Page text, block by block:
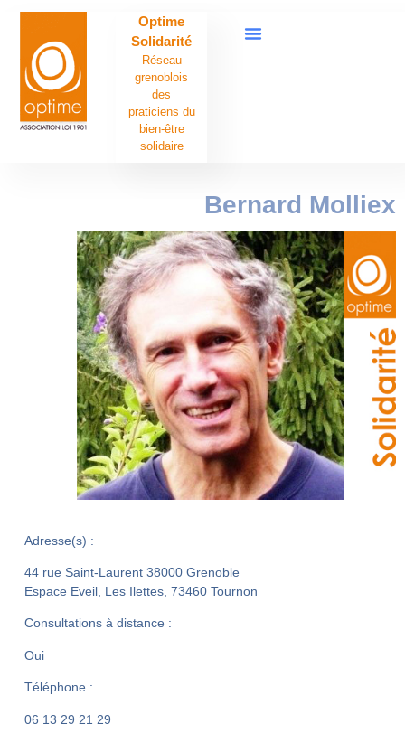
Optime
Solidarité
Réseau
grenoblois
des
praticiens du
bien-être
solidaire
Bernard Molliex
Adresse(s) :
44 rue Saint-Laurent 38000 Grenoble
Espace Eveil, Les Ilettes, 73460 Tournon
Consultations à distance :
Oui
Téléphone :
06 13 29 21 29